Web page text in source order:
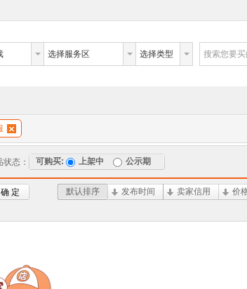
选择服务区 选择类型 搜索您要
状态： 可购买: 上架中 公示期
确 定 默认排序 发布时间 卖家信用 价